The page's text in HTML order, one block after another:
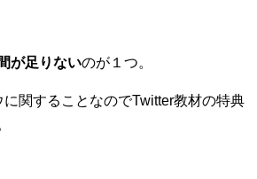
が足りないのが１つ。
に関することなのでTwitter教材の特典